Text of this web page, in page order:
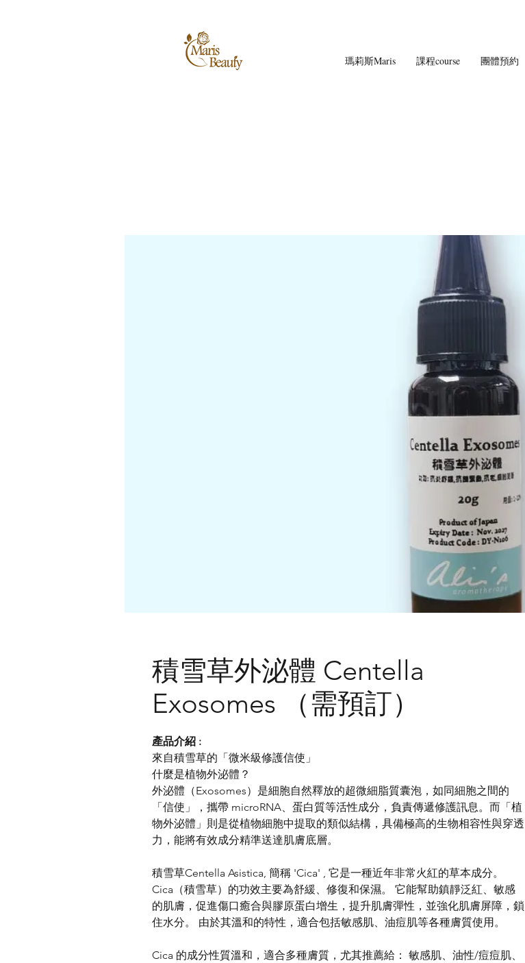
瑪莉斯Maris 課程course 團體預約
積雪草外泌體 Centella
Exosomes （需預訂）
產品介紹 :
來自積雪草的「微米級修護信使」
什麼是植物外泌體？
外泌體（Exosomes）是細胞自然釋放的超微細脂質囊泡，如同細胞之間的
「信使」，攜帶 microRNA、蛋白質等活性成分，負責傳遞修護訊息。而「植
物外泌體」則是從植物細胞中提取的類似結構，具備極高的生物相容性與穿透
力，能將有效成分精準送達肌膚底層。
積雪草Centella Asistica, 簡稱 'Cica' , 它是一種近年非常火紅的草本成分。
Cica（積雪草）的功效主要為舒緩、修復和保濕。 它能幫助鎮靜泛紅、敏感
的肌膚，促進傷口癒合與膠原蛋白增生，提升肌膚彈性，並強化肌膚屏障，鎖
住水分。 由於其溫和的特性，適合包括敏感肌、油痘肌等各種膚質使用。
Cica 的成分性質溫和，適合多種膚質，尤其推薦給： 敏感肌、油性/痘痘肌、